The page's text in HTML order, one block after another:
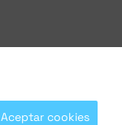
Aceptar cookies